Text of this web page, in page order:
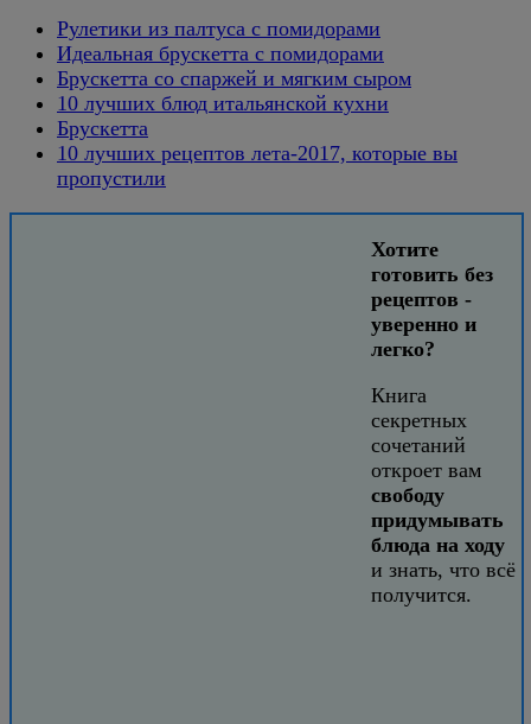
Рулетики из палтуса с помидорами
Идеальная брускетта с помидорами
Брускетта со спаржей и мягким сыром
10 лучших блюд итальянской кухни
Брускетта
10 лучших рецептов лета-2017, которые вы
пропустили
Хотите
готовить без
рецептов -
уверенно и
легко?
Книга
секретных
сочетаний
откроет вам
свободу
придумывать
блюда на ходу
и знать, что всё
получится.